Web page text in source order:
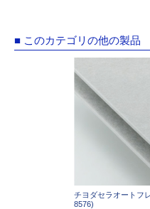
■ このカテゴリの他の製品
チヨダセラオートフ
8576)